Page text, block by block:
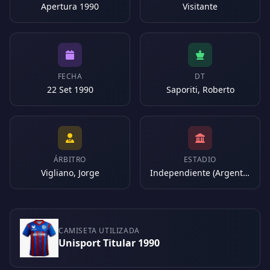
Apertura 1990 Visitante
FECHA
22 Set 1990
DT
Saporiti, Roberto
ÁRBITRO
Vigliano, Jorge
ESTADIO
Independiente (Argentina)
CAMISETA UTILIZADA
Unisport Titular 1990